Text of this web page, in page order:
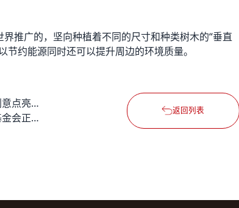
推广的，坚向种植着不同的尺寸和种类树木的“垂直
节约能源同时还可以提升周边的环境质量。
德必搭起“创意集市” 让创意点亮生活
祝贺上海市水分子公益基金会正式成立
返回列表